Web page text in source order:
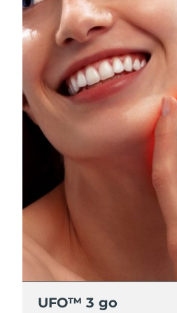
UFO™ 3 go
UFO™ 3 go
UFO™ 3 go